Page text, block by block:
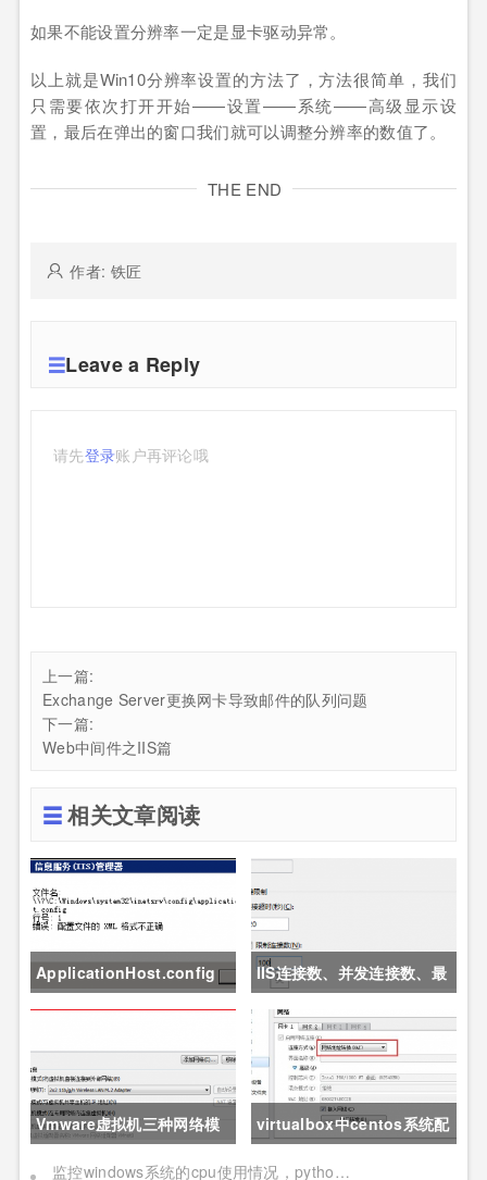
如果不能设置分辨率一定是显卡驱动异常。
以上就是Win10分辨率设置的方法了，方法很简单，我们
只需要依次打开开始——设置——系统——高级显示设
置，最后在弹出的窗口我们就可以调整分辨率的数值了。
THE END
作者: 铁匠
Leave a Reply
请先登录账户再评论哦
上一篇:
Exchange Server更换网卡导致邮件的队列问题
下一篇:
Web中间件之IIS篇
相关文章阅读
ApplicationHost.config
文件被破坏导致IIS崩溃
IIS连接数、并发连接数、最
大并发工作线程数、应用程
序池的队列长度、应用程序
池的最大工作进程数详解
Vmware虚拟机三种网络模
式详解
virtualbox中centos系统配
置nat+host only上网
监控windows系统的cpu使用情况，python自动重启IIS